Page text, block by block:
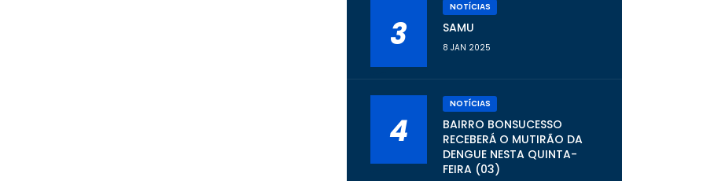
3
NOTÍCIAS
SAMU
8 JAN 2025
4
NOTÍCIAS
BAIRRO BONSUCESSO
RECEBERÁ O MUTIRÃO DA
DENGUE NESTA QUINTA-
FEIRA (03)